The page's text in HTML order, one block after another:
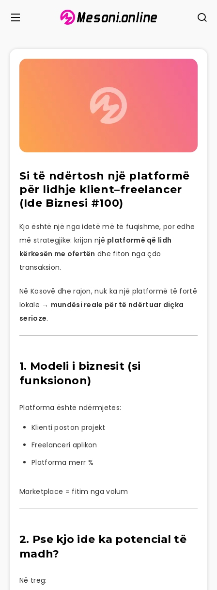
Si të ndërtosh një platformë
për lidhje klient–freelancer
(Ide Biznesi #100)
Kjo është një nga idetë më të fuqishme, por edhe
më strategjike: krijon një platformë që lidh
kërkesën me ofertën dhe fiton nga çdo
transaksion.
Në Kosovë dhe rajon, nuk ka një platformë të fortë
lokale → mundësi reale për të ndërtuar diçka
serioze.
1. Modeli i biznesit (si
funksionon)
Platforma është ndërmjetës:
Klienti poston projekt
Freelanceri aplikon
Platforma merr %
Marketplace = fitim nga volum
2. Pse kjo ide ka potencial të
madh?
Në treg: